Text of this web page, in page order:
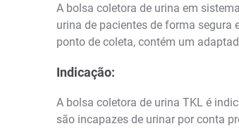
A bolsa coletora de urina em
urina de pacientes de forma segura
ponto de coleta, contém um
Indicação:
A bolsa coletora de urina TKL é
são incapazes de urinar por conta